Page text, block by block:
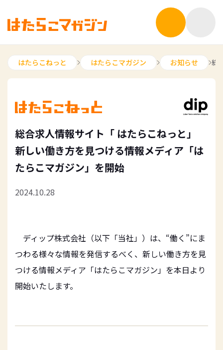
はたらこねっと はたらこマガジン お知らせ 総
総合求人情報サイト「 はたらこねっと」
新しい働き方を見つける情報メディア「は
たらこマガジン」を開始
2024.10.28
ディップ株式会社（以下「当社」）は、“働く”にま
つわる様々な情報を発信するべく、新しい働き方を見
つける情報メディア「はたらこマガジン」を本日より
開始いたします。